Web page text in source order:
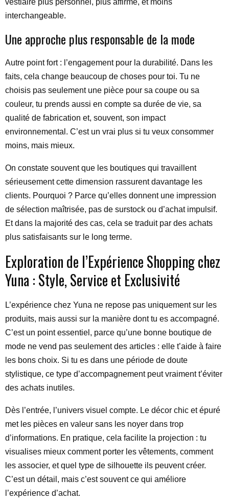
vestiaire plus personnel, plus affirmé, et moins
interchangeable.
Une approche plus responsable de la mode
Autre point fort : l’engagement pour la durabilité. Dans les
faits, cela change beaucoup de choses pour toi. Tu ne
choisis pas seulement une pièce pour sa coupe ou sa
couleur, tu prends aussi en compte sa durée de vie, sa
qualité de fabrication et, souvent, son impact
environnemental. C’est un vrai plus si tu veux consommer
moins, mais mieux.
On constate souvent que les boutiques qui travaillent
sérieusement cette dimension rassurent davantage les
clients. Pourquoi ? Parce qu’elles donnent une impression
de sélection maîtrisée, pas de surstock ou d’achat impulsif.
Et dans la majorité des cas, cela se traduit par des achats
plus satisfaisants sur le long terme.
Exploration de l’Expérience Shopping chez
Yuna : Style, Service et Exclusivité
L’expérience chez Yuna ne repose pas uniquement sur les
produits, mais aussi sur la manière dont tu es accompagné.
C’est un point essentiel, parce qu’une bonne boutique de
mode ne vend pas seulement des articles : elle t’aide à faire
les bons choix. Si tu es dans une période de doute
stylistique, ce type d’accompagnement peut vraiment t’éviter
des achats inutiles.
Dès l’entrée, l’univers visuel compte. Le décor chic et épuré
met les pièces en valeur sans les noyer dans trop
d’informations. En pratique, cela facilite la projection : tu
visualises mieux comment porter les vêtements, comment
les associer, et quel type de silhouette ils peuvent créer.
C’est un détail, mais c’est souvent ce qui améliore
l’expérience d’achat.